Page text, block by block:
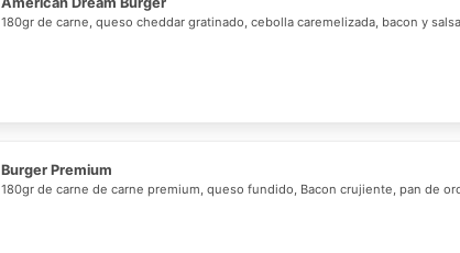
180gr de carne, queso cheddar gratinado, cebolla caremelizada, bacon y salsa
Burger Premium
180gr de carne de carne premium, queso fundido, Bacon crujiente, pan de